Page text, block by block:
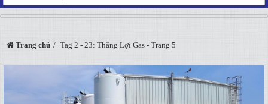
Trang chủ Tag 2 - 23: Thắng Lợi Gas - Trang 5